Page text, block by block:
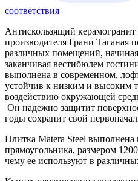
соответствия
Антискользящий керамогранит
производителя Грани Таганая
различных помещений,
заканчивая вестибюлем
выполнена в современном,
устойчив к низким и высоким
воздействию окружающей
Он надежно защитит
годы сохранит свой
Плитка Matera Steel выполнена
прямоугольника, размером
чему ее используют в